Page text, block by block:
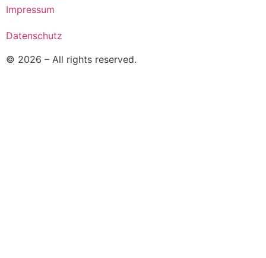
© 2026 – All rights reserved.
Datenschutz
Impressum